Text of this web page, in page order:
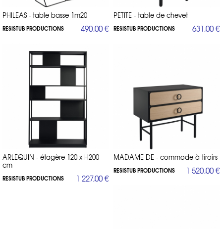
PHILEAS - table basse 1m20
RESISTUB PRODUCTIONS 490,00 €
PETITE - table de chevet
RESISTUB PRODUCTIONS 631,00 €
ARLEQUIN - étagère 120 x H200
cm
RESISTUB PRODUCTIONS 1 227,00 €
MADAME DE - commode à tiroirs
RESISTUB PRODUCTIONS 1 520,00 €